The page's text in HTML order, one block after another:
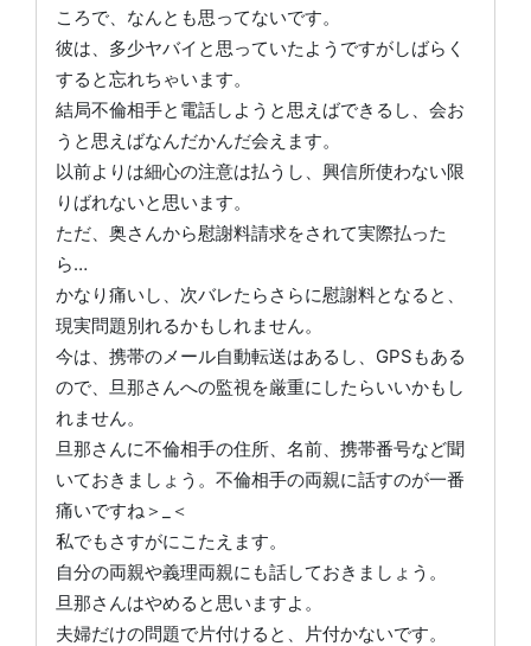
ころで、なんとも思ってないです。
彼は、多少ヤバイと思っていたようですがしばらく
すると忘れちゃいます。
結局不倫相手と電話しようと思えばできるし、会お
うと思えばなんだかんだ会えます。
以前よりは細心の注意は払うし、興信所使わない限
りばれないと思います。
ただ、奥さんから慰謝料請求をされて実際払った
ら…
かなり痛いし、次バレたらさらに慰謝料となると、
現実問題別れるかもしれません。
今は、携帯のメール自動転送はあるし、GPSもある
ので、旦那さんへの監視を厳重にしたらいいかもし
れません。
旦那さんに不倫相手の住所、名前、携帯番号など聞
いておきましょう。不倫相手の両親に話すのが一番
痛いですね＞_＜
私でもさすがにこたえます。
自分の両親や義理両親にも話しておきましょう。
旦那さんはやめると思いますよ。
夫婦だけの問題で片付けると、片付かないです。